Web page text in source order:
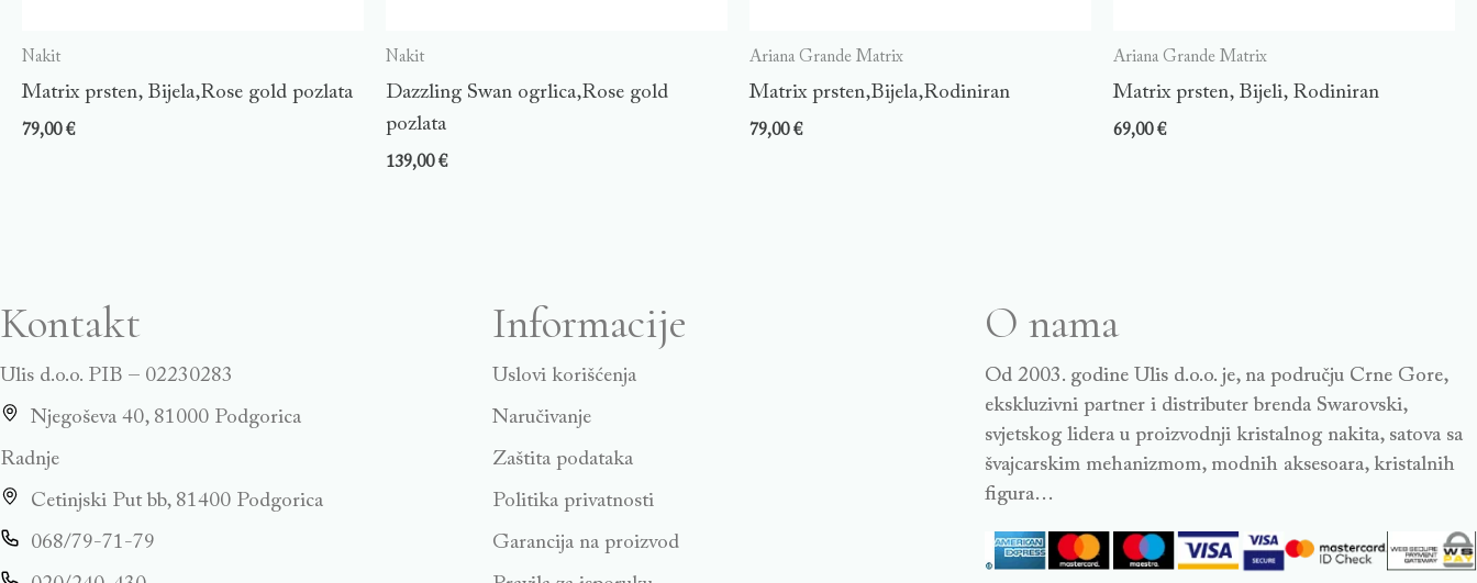
Nakit
Matrix prsten, Bijela,Rose gold pozlata
79,00€
Nakit
Dazzling Swan ogrlica,Rose gold
pozlata
139,00€
Ariana Grande Matrix
Matrix prsten,Bijela,Rodiniran
79,00€
Ariana Grande Matrix
Matrix prsten, Bijeli, Rodiniran
69,00€
Kontakt
Ulis d.o.o. PIB – 02230283
Njegoševa 40, 81000 Podgorica
Radnje
Cetinjski Put bb, 81400 Podgorica
068/79-71-79
Informacije
Uslovi korišćenja
Naručivanje
Zaštita podataka
Politika privatnosti
Garancija na proizvod
O nama
Od 2003. godine Ulis d.o.o. je, na području Crne Gore,
ekskluzivni partner i distributer brenda Swarovski,
svjetskog lidera u proizvodnji kristalnog nakita, satova sa
švajcarskim mehanizmom, modnih aksesoara, kristalnih
figura…